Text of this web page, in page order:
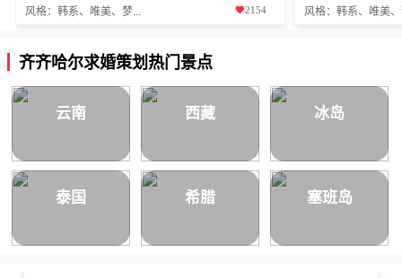
风格：韩系、唯美、梦... 2154 风格：韩系、唯美
齐齐哈尔求婚策划热门景点
云南 西藏 冰岛
泰国 希腊 塞班岛
特爱有品齐齐哈尔求婚策划公司，于2018年正式成立，是